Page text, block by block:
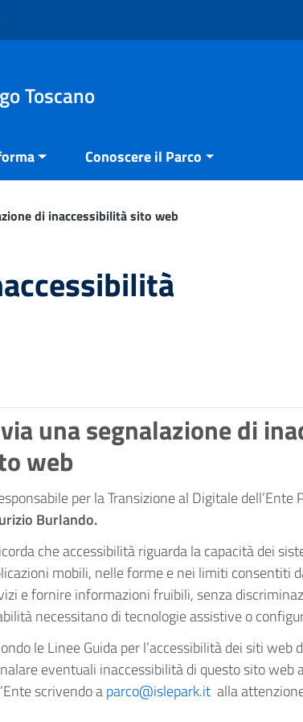
Toscano
Conoscere il Parco
di inaccessibilità sito web
una segnalazione di
web
per la Transizione al Digitale dell’Ente
Burlando.
che accessibilità riguarda la capacità dei
mobili, nelle forme e nei limiti consentiti
e fornire informazioni fruibili, senza
necessitano di tecnologie assistive o
le Linee Guida per l’accessibilità dei siti
eventuali inaccessibilità di questo sito web
scrivendo aparco@islepark.italla